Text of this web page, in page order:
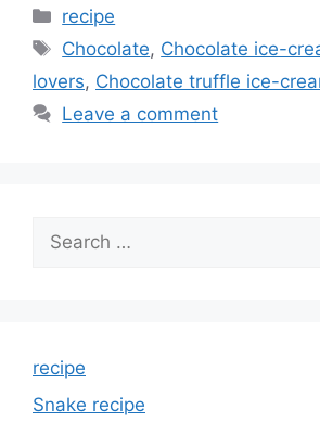
Categories
recipe
Tags
Chocolate, Chocolate ice-
lovers, Chocolate truffle ice-
Leave a comment
Search
for:
recipe
Snake recipe